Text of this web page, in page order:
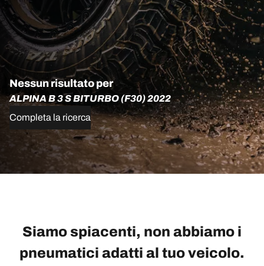
Nessun risultato per
ALPINA B 3 S BITURBO (F30) 2022
Completa la ricerca
Siamo spiacenti, non abbiamo i
pneumatici adatti al tuo veicolo.